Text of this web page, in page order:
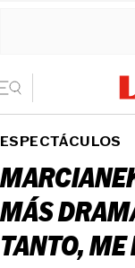
ESPECTÁCULOS
MÁS
TANTO,